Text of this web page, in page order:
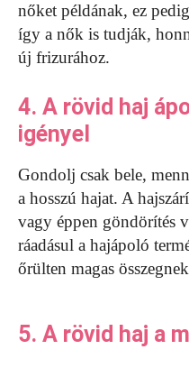
nőket példának, ez
így a nők is tudják,
új frizurához.
4. A rövid haj
igényel
Gondolj csak bele,
a hosszú hajat. A
vagy éppen göndörítés
ráadásul a hajápoló
őrülten magas
5. A rövid haj a